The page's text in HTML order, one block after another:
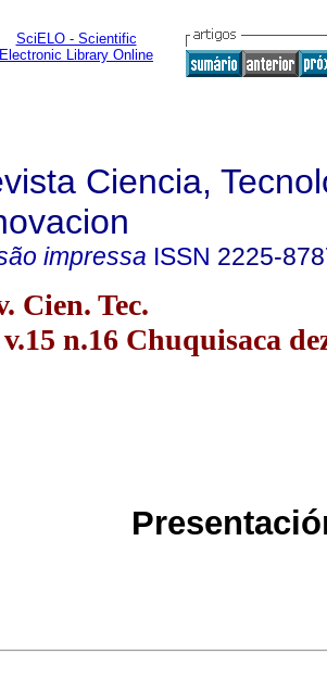
Ciencia,
impressa ISSN 2225-
Cien. Tec.
n.16 Chuquisaca